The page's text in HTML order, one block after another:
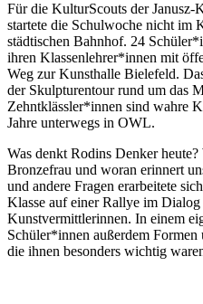
Für die KulturScouts der Janusz-
startete die Schulwoche nicht im
städtischen Bahnhof. 24
ihren Klassenlehrer*innen mit
Weg zur Kunsthalle Bielefeld.
der Skulpturentour rund um das
Zehntklässler*innen sind wahre
Jahre unterwegs in OWL.
Was denkt Rodins Denker
Bronzefrau und woran erinnert
und andere Fragen erarbeitete
Klasse auf einer Rallye im Dialog
Kunstvermittlerinnen. In einem
Schüler*innen außerdem
die ihnen besonders wichtig